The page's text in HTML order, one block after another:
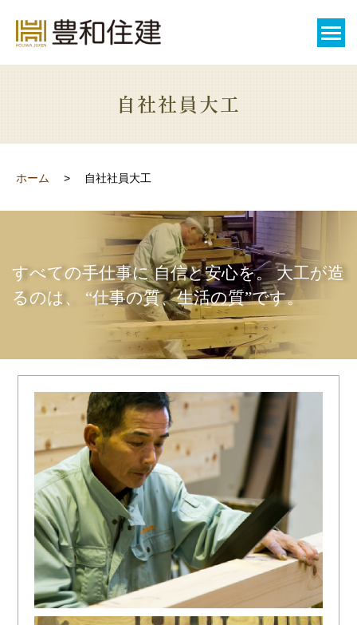
自社社員大工
ホーム 自社社員大工
すべての手仕事に 自信と安心を。 大工が造
るのは、 “仕事の質、生活の質”です。